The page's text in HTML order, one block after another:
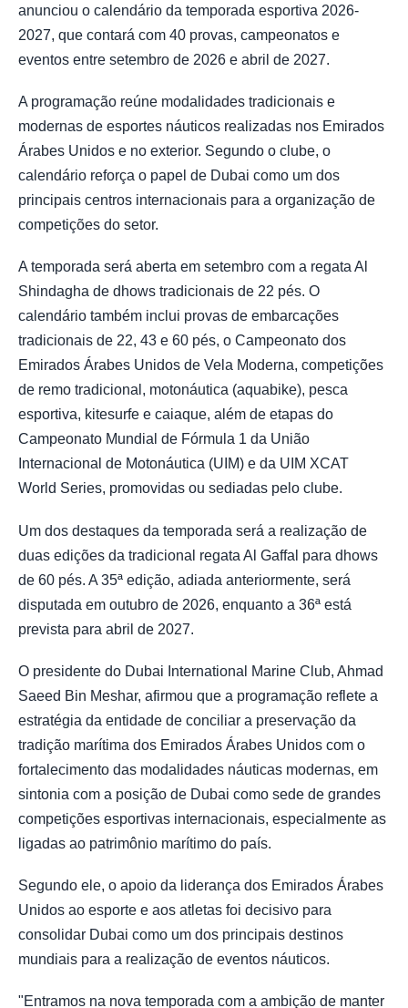
anunciou o calendário da temporada esportiva 2026-
2027, que contará com 40 provas, campeonatos e
eventos entre setembro de 2026 e abril de 2027.
A programação reúne modalidades tradicionais e
modernas de esportes náuticos realizadas nos Emirados
Árabes Unidos e no exterior. Segundo o clube, o
calendário reforça o papel de Dubai como um dos
principais centros internacionais para a organização de
competições do setor.
A temporada será aberta em setembro com a regata Al
Shindagha de dhows tradicionais de 22 pés. O
calendário também inclui provas de embarcações
tradicionais de 22, 43 e 60 pés, o Campeonato dos
Emirados Árabes Unidos de Vela Moderna, competições
de remo tradicional, motonáutica (aquabike), pesca
esportiva, kitesurfe e caiaque, além de etapas do
Campeonato Mundial de Fórmula 1 da União
Internacional de Motonáutica (UIM) e da UIM XCAT
World Series, promovidas ou sediadas pelo clube.
Um dos destaques da temporada será a realização de
duas edições da tradicional regata Al Gaffal para dhows
de 60 pés. A 35ª edição, adiada anteriormente, será
disputada em outubro de 2026, enquanto a 36ª está
prevista para abril de 2027.
O presidente do Dubai International Marine Club, Ahmad
Saeed Bin Meshar, afirmou que a programação reflete a
estratégia da entidade de conciliar a preservação da
tradição marítima dos Emirados Árabes Unidos com o
fortalecimento das modalidades náuticas modernas, em
sintonia com a posição de Dubai como sede de grandes
competições esportivas internacionais, especialmente as
ligadas ao patrimônio marítimo do país.
Segundo ele, o apoio da liderança dos Emirados Árabes
Unidos ao esporte e aos atletas foi decisivo para
consolidar Dubai como um dos principais destinos
mundiais para a realização de eventos náuticos.
"Entramos na nova temporada com a ambição de manter